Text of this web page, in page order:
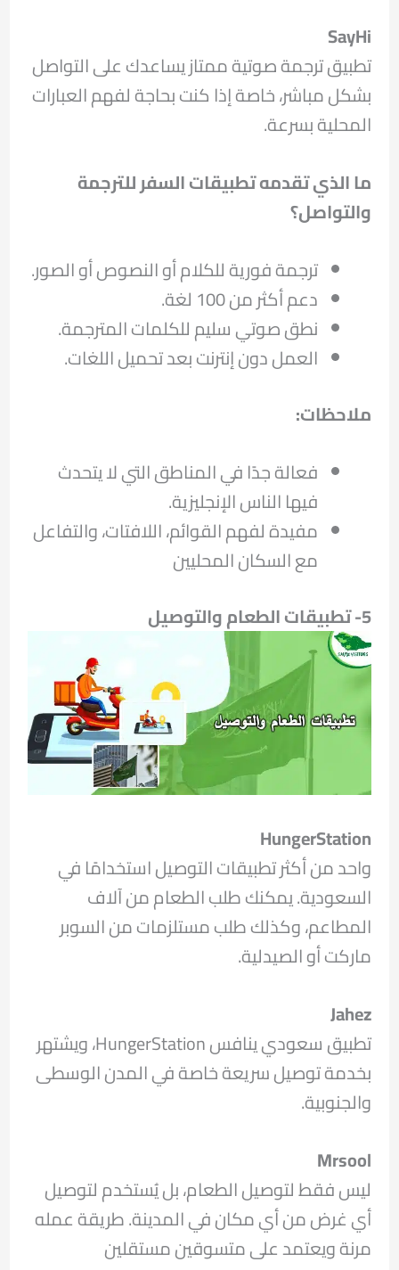
SayHi
تطبيق ترجمة صوتية ممتاز يساعدك على التواصل
بشكل مباشر، خاصة إذا كنت بحاجة لفهم العبارات
المحلية بسرعة.
ما الذي تقدمه تطبيقات السفر للترجمة
والتواصل؟
ترجمة فورية للكلام أو النصوص أو الصور.
دعم أكثر من 100 لغة.
نطق صوتي سليم للكلمات المترجمة.
العمل دون إنترنت بعد تحميل اللغات.
ملاحظات:
فعالة جدًا في المناطق التي لا يتحدث
فيها الناس الإنجليزية.
مفيدة لفهم القوائم، اللافتات، والتفاعل
مع السكان المحليين
5- تطبيقات الطعام والتوصيل
HungerStation
واحد من أكثر تطبيقات التوصيل استخدامًا في
السعودية. يمكنك طلب الطعام من آلاف
المطاعم، وكذلك طلب مستلزمات من السوبر
ماركت أو الصيدلية.
Jahez
تطبيق سعودي ينافس HungerStation، ويشتهر
بخدمة توصيل سريعة خاصة في المدن الوسطى
والجنوبية.
Mrsool
ليس فقط لتوصيل الطعام، بل يُستخدم لتوصيل
أي غرض من أي مكان في المدينة. طريقة عمله
مرنة ويعتمد على متسوقين مستقلين